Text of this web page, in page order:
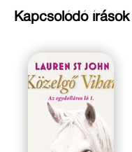
Kapcsolódó írások